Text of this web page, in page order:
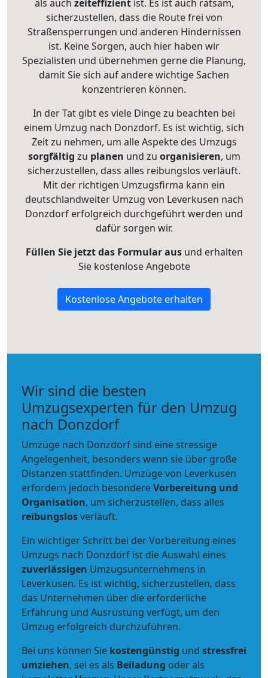
als auch zeiteffizientist. Es ist auch ratsam,
sicherzustellen, dass die Route frei von
Straßensperrungen und anderen Hindernissen
ist. Keine Sorgen, auch hier haben wir
Spezialisten und übernehmen gerne die Planung,
damit Sie sich auf andere wichtige Sachen
konzentrieren können.
In der Tat gibt es viele Dinge zu beachten bei
einem Umzug nach Donzdorf. Es ist wichtig, sich
Zeit zu nehmen, um alle Aspekte des Umzugs
sorgfältig zu planen und zu organisieren, um
sicherzustellen, dass alles reibungslos verläuft.
Mit der richtigen Umzugsfirma kann ein
deutschlandweiter Umzug von Leverkusen nach
Donzdorf erfolgreich durchgeführt werden und
dafür sorgen wir.
Füllen Sie jetzt das Formular ausund erhalten
Sie kostenlose Angebote
Kostenlose Angebote erhalten
Wir sind die besten
Umzugsexperten für den Umzug
nach Donzdorf
Umzüge nach Donzdorf sind eine stressige
Angelegenheit, besonders wenn sie über große
Distanzen stattfinden. Umzüge von Leverkusen
erfordern jedoch besondereVorbereitung und
Organisation, um sicherzustellen, dass alles
reibungslosverläuft.
Ein wichtiger Schritt bei der Vorbereitung eines
Umzugs nach Donzdorf ist die Auswahl eines
zuverlässigen Umzugsunternehmens in
Leverkusen. Es ist wichtig, sicherzustellen, dass
das Unternehmen über die erforderliche
Erfahrung und Ausrüstung verfügt, um den
Umzug erfolgreich durchzuführen.
Bei uns können Sie kostengünstig und stressfrei
umziehen, sei es als Beiladung oder als